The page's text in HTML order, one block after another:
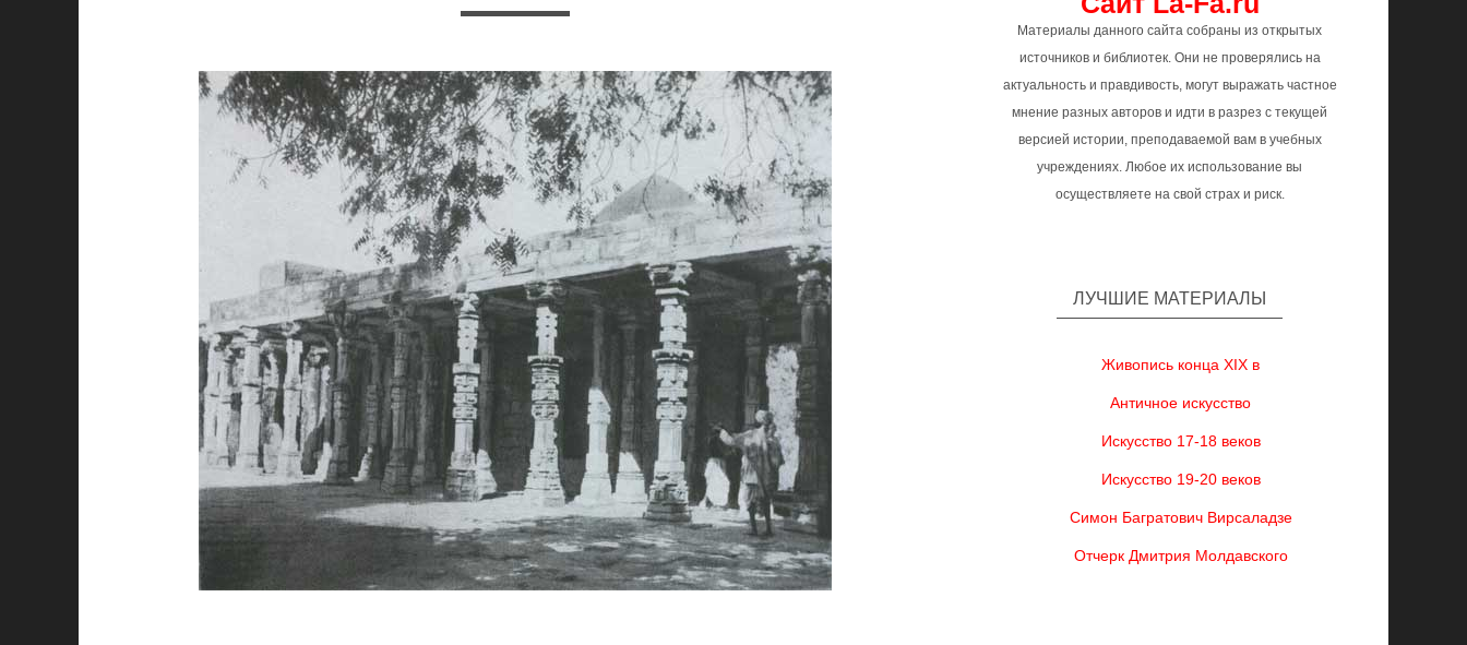
Материалы данного сайта собраны из открытых
источников и библиотек. Они не проверялись на
актуальность и правдивость, могут выражать частное
мнение разных авторов и идти в разрез с текущей
версией истории, преподаваемой вам в учебных
учреждениях. Любое их использование вы
осуществляете на свой страх и риск.
ЛУЧШИЕ МАТЕРИАЛЫ
Живопись конца XIX в
Античное искусство
Искусство 17-18 веков
Искусство 19-20 веков
Симон Багратович Вирсаладзе
Отчерк Дмитрия Молдавского